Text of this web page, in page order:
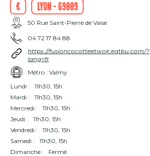
€
Lyon - 69009
50 Rue Saint-Pierre de Vaise
04 72 17 84 88
https://fusioncocotteetwok.eatbu.com/?
lang=fr
Métro : Valmy
Lundi :
11h30, 15h
Mardi :
11h30, 15h
Mercredi :
11h30, 15h
Jeudi :
11h30, 15h
Vendredi :
11h30, 15h
Samedi :
11h30, 15h
Dimanche :
Fermé